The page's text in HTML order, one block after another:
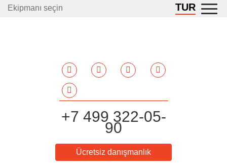
Ekipmanı seçin
+7 499 322-05-
90
Ücretsiz danışmanlık
TUR